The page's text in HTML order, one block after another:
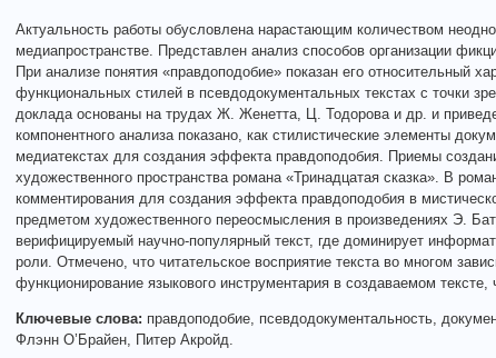
Актуальность работы обусловлена нарастающим количеством
медиапространстве. Представлен анализ способов организации
При анализе понятия «правдоподобие» показан его относительный
функциональных стилей в псевдодокументальных текстах с точки
доклада основаны на трудах Ж. Женетта, Ц. Тодорова и др. и
компонентного анализа показано, как стилистические элементы
медиатекстах для создания эффекта правдоподобия. Приемы
художественного пространства романа «Тринадцатая сказка». В
комментирования для создания эффекта правдоподобия в
предметом художественного переосмысления в произведениях Э.
верифицируемый научно-популярный текст, где доминирует
роли. Отмечено, что читательское восприятие текста во многом
функционирование языкового инструментария в создаваемом
Ключевые слова: правдоподобие, псевдодокументальность,
Флэнн О’Брайен, Питер Акройд.